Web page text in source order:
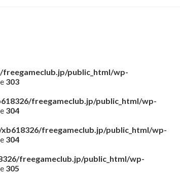
freegameclub.jp/public_html/wp-
303
freegameclub.jp/public_html/wp-
304
freegameclub.jp/public_html/wp-
304
freegameclub.jp/public_html/wp-
305